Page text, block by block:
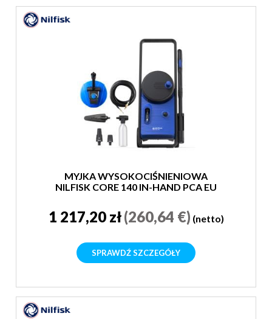
MYJKA WYSOKOCIŚNIENIOWA
NILFISK CORE 140 IN-HAND PCA EU
1 217,20 zł(260,64 €) (netto)
SPRAWDŹ SZCZEGÓŁY